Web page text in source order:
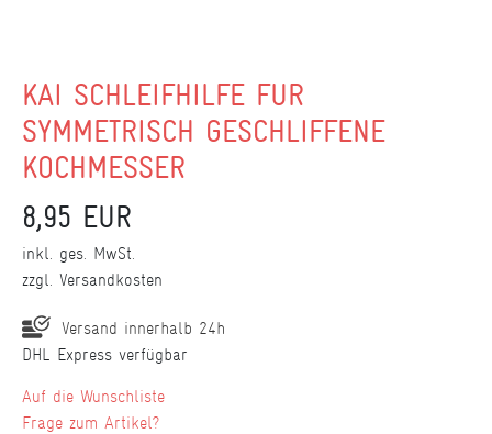
KAI SCHLEIFHILFE FÜR
SYMMETRISCH GESCHLIFFENE
KOCHMESSER
8,95 EUR
inkl. ges. MwSt.
zzgl. Versandkosten
Versand innerhalb 24h
DHL Express verfügbar
Wunschliste
Frage zum Artikel?